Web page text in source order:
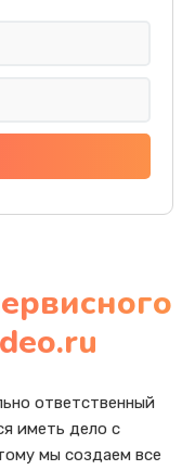
ответственный
иметь дело с
мы создаем все